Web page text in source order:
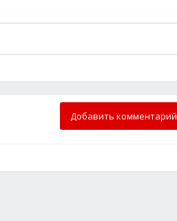
Добавить комментарий